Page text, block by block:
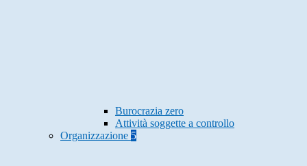
Burocrazia zero
Attività soggette a controllo
Organizzazione 5